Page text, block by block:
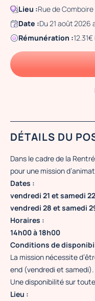
Lieu :Rue de
Date :Du 21 août 2026
Rémunération :
DÉTAILS DU
Dans le cadre de la
pour une mission
Dates :
vendredi 21 et samedi
vendredi 28 et samedi
Horaires :
14h00 à 18h00
Conditions de
La mission nécessite
end (vendredi et samedi).
Une disponibilité sur
Lieu :